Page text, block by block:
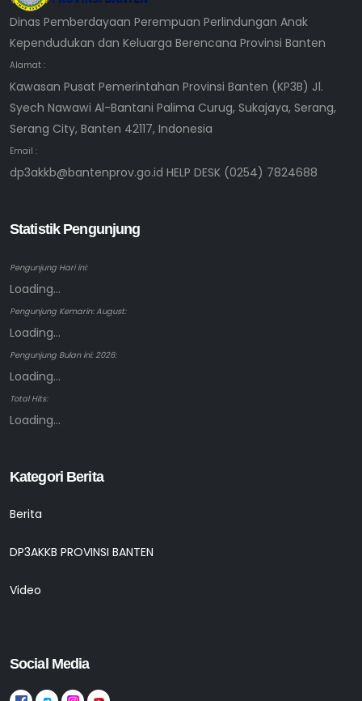
Dinas Pemberdayaan Perempuan Perlindungan Anak
Kependudukan dan Keluarga Berencana Provinsi Banten
Alamat :
Kawasan Pusat Pemerintahan Provinsi Banten (KP3B) Jl.
Syech Nawawi Al-Bantani Palima Curug, Sukajaya, Serang,
Serang City, Banten 42117, Indonesia
Email :
dp3akkb@bantenprov.go.id HELP DESK (0254) 7824688
Statistik Pengunjung
Pengunjung Hari ini:
Loading...
Pengunjung Kemarin: August:
Loading...
Pengunjung Bulan ini: 2026:
Loading...
Total Hits:
Loading...
Kategori Berita
Berita
DP3AKKB PROVINSI BANTEN
Video
Social Media